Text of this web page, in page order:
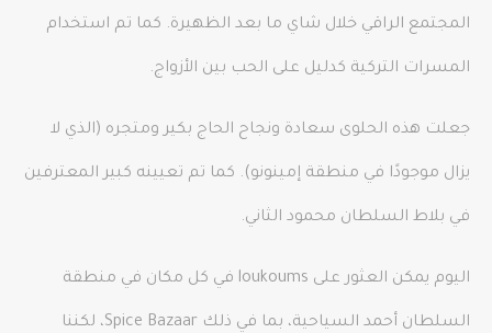
المجتمع الراقي خلال شاي ما بعد الظهيرة. كما تم استخدام
المسرات التركية كدليل على الحب بين الأزواج.
جعلت هذه الحلوى سعادة ونجاح الحاج بكير ومتجره (الذي لا
يزال موجودًا في منطقة إمينونو). كما تم تعيينه كبير المعترفين
في بلاط السلطان محمود الثاني.
اليوم يمكن العثور على loukoums في كل مكان في منطقة
السلطان أحمد السياحية، بما في ذلك Spice Bazaar، لكننا